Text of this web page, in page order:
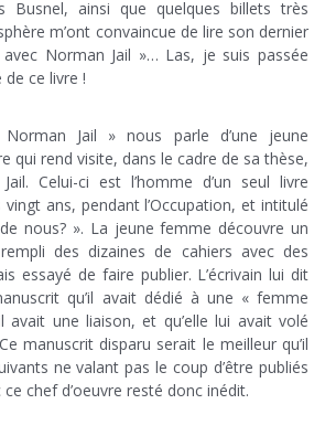
Busnel, ainsi que quelques billets très
m’ont convaincue de lire son dernier
Norman Jail »… Las, je suis passée
ce livre !
Jail » nous parle d’une jeune
qui rend visite, dans le cadre de sa thèse,
Celui-ci est l’homme d’un seul livre
vingt ans, pendant l’Occupation, et intitulé
nous? ». La jeune femme découvre un
des dizaines de cahiers avec des
essayé de faire publier. L’écrivain lui dit
qu’il avait dédié à une « femme
avait une liaison, et qu’elle lui avait volé
manuscrit disparu serait le meilleur qu’il
ne valant pas le coup d’être publiés
chef d’oeuvre resté donc inédit.